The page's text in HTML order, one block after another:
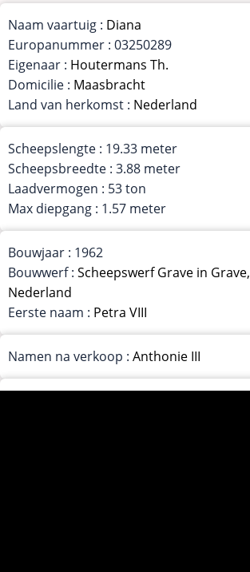
Naam vaartuig : Diana
Europanummer : 03250289
Eigenaar : Houtermans Th.
Domicilie : Maasbracht
Land van herkomst : Nederland
Scheepslengte : 19.33 meter
Scheepsbreedte : 3.88 meter
Laadvermogen : 53 ton
Max diepgang : 1.57 meter
Bouwjaar : 1962
Bouwwerf : Scheepswerf Grave in Grave,
Nederland
Eerste naam : Petra VIII
Namen na verkoop : Anthonie III